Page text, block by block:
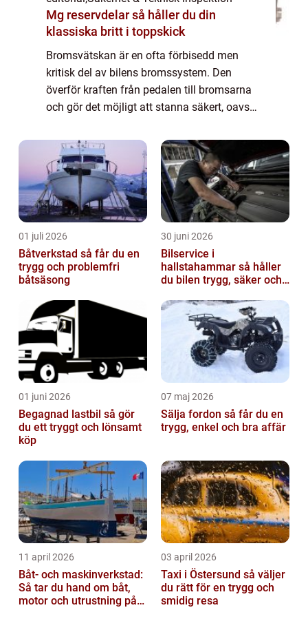
Mg reservdelar så håller du din
klassiska britt i toppskick
Bromsvätskan är en ofta förbisedd men
kritisk del av bilens bromssystem. Den
överför kraften från pedalen till bromsarna
och gör det möjligt att stanna säkert, oavsett
01 juli 2026
Båtverkstad så får du en
trygg och problemfri
båtsäsong
30 juni 2026
Bilservice i
hallstahammar så håller
du bilen trygg, säker och
01 juni 2026
Begagnad lastbil så gör
du ett tryggt och lönsamt
köp
07 maj 2026
Sälja fordon så får du en
trygg, enkel och bra affär
11 april 2026
Båt- och maskinverkstad:
Så tar du hand om båt,
motor och utrustning på
03 april 2026
Taxi i Östersund så väljer
du rätt för en trygg och
smidig resa